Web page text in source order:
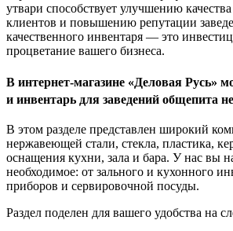
утвари способствует улучшению
клиентов и повышению репутации
качественного инвентаря — это
процветание вашего бизнеса.
В интернет-магазине «Деловая Русь»
и инвентарь для заведений общепита
В этом разделе представлен широкий
нержавеющей стали, стекла, пластика,
оснащения кухни, зала и бара. У нас вы
необходимое: от зального и кухонного
приборов и сервировочной посуды.
Раздел поделен для вашего удобства на